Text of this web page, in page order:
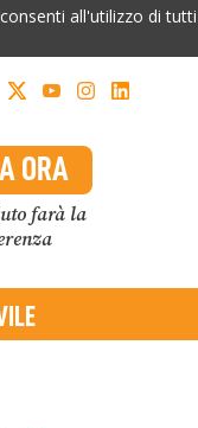
all'utilizzo di tutti
ORA
farà la